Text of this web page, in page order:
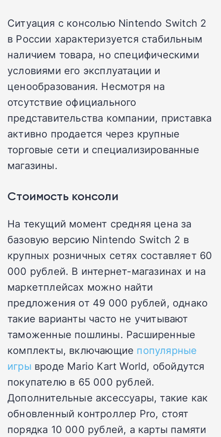
Ситуация с консолью Nintendo Switch 2
в России характеризуется стабильным
наличием товара, но специфическими
условиями его эксплуатации и
ценообразования. Несмотря на
отсутствие официального
представительства компании, приставка
активно продается через крупные
торговые сети и специализированные
магазины.
Стоимость консоли
На текущий момент средняя цена за
базовую версию Nintendo Switch 2 в
крупных розничных сетях составляет 60
000 рублей. В интернет-магазинах и на
маркетплейсах можно найти
предложения от 49 000 рублей, однако
такие варианты часто не учитывают
таможенные пошлины. Расширенные
комплекты, включающие популярные
игры вроде Mario Kart World, обойдутся
покупателю в 65 000 рублей.
Дополнительные аксессуары, такие как
обновленный контроллер Pro, стоят
порядка 10 000 рублей, а карты памяти